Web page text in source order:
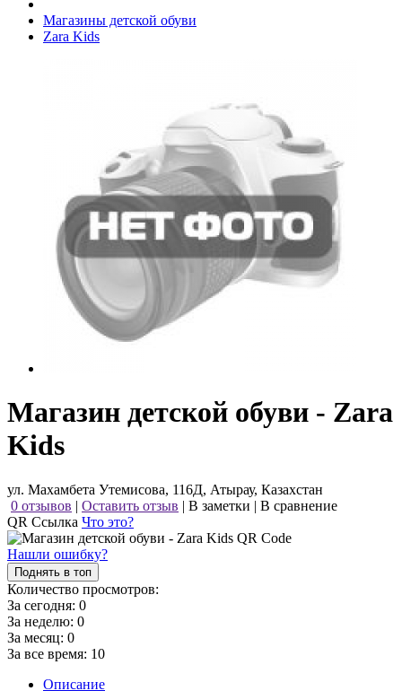
Магазины детской обуви
Zara Kids
Магазин детской обуви - Zara
Kids
ул. Махамбета Утемисова, 116Д, Атырау, Казахстан
0 отзывов | Оставить отзыв | В заметки | В сравнение
QR Ссылка Что это?
Нашли ошибку?
Поднять в топ
Количество просмотров:
За сегодня: 0
За неделю: 0
За месяц: 0
За все время: 10
Описание